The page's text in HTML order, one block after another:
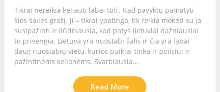
Tikrai nereikia keliauti labai toli,. Kad pavyktų pamatyti
šios šalies grožį. Ji – tikrai ypatinga, tik reikia mokėti su ja
susipažinti ir liūdniausia, kad patys lietuviai dažniausiai
to privengia. Lietuva yra nuostabi šalis ir čia yra labai
daug nuostabių vietų, kurios puikiai tinka ir poilsiui ir
pažintinėms kelionėms. Svarbiausia...
Read More